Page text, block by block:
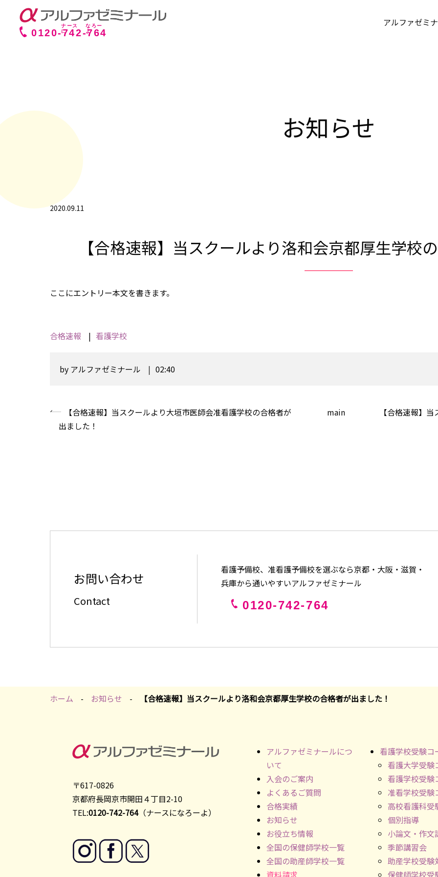
0120-742-764
アルファゼミ
お知らせ
2020.09.11
【合格速報】当スクールより洛和会京都厚生学校
ここにエントリー本文を書きます。
合格速報 看護学校
by アルファゼミナール 02:40
«
【合格速報】当スクールより大垣市医師会准看護学校の合格者が
出ました！
main 【合格速報】
お問い合わせ
Contact
看護予備校、准看護予備校を選ぶなら京都・大阪・滋賀・
兵庫から通いやすいアルファゼミナール
0120-742-764
ホーム お知らせ 【合格速報】当スクールより洛和会京都厚生学校の合格者が出ました！
アルファゼミナールにつ
いて
入会のご案内
よくあるご質問
合格実績
お知らせ
お役立ち情報
全国の保健師学校一覧
全国の助産師学校一覧
資料請求
看護学校受験コ
看護大学受験
看護学校受験
准看学校受験
高校看護科受
個別指導
小論文・作文
季節講習会
助産学校受験
保健師学校受
〒617-0826
京都府長岡京市開田４丁目2-10
TEL:0120-742-764（ナースになろーよ）